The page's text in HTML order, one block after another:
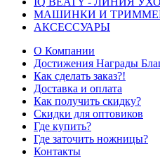
МАШИНКИ И
АКСЕССУАРЫ
О Компании
Достижения Награды
Как сделать заказ?!
Доставка и оплата
Как получить скидку?
Скидки для оптовиков
Где купить?
Где заточить ножницы?
Контакты